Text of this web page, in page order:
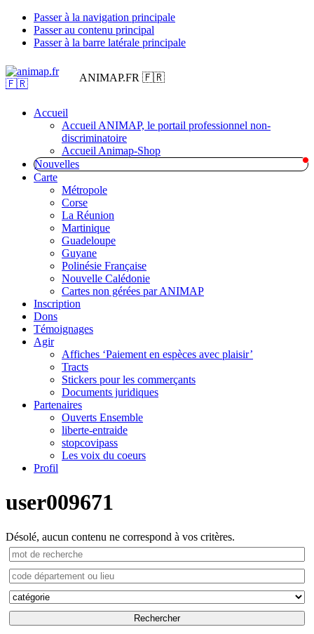
Passer à la navigation principale
Passer au contenu principal
Passer à la barre latérale principale
ANIMAP.FR 🇫🇷
Accueil
Accueil ANIMAP, le portail professionnel non-
discriminatoire
Accueil Animap-Shop
Nouvelles
Carte
Métropole
Corse
La Réunion
Martinique
Guadeloupe
Guyane
Polinésie Française
Nouvelle Calédonie
Cartes non gérées par ANIMAP
Inscription
Dons
Témoignages
Agir
Affiches ‘Paiement en espèces avec plaisir’
Tracts
Stickers pour les commerçants
Documents juridiques
Partenaires
Ouverts Ensemble
liberte-entraide
stopcovipass
Les voix du coeurs
Profil
user009671
Désolé, aucun contenu ne correspond à vos critères.